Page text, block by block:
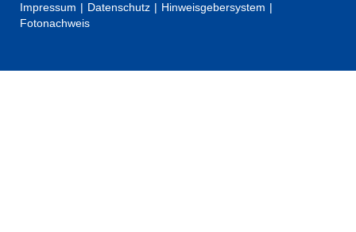
Impressum Datenschutz
Hinweisgebersystem
Fotonachweis